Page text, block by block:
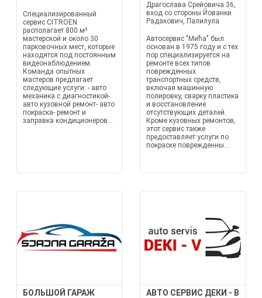
Специализированный
сервис CITROEN
располагает 800 м²
мастерской и около 30
парковочных мест, которые
находятся под постоянным
видеонаблюдением.
Команда опытных
мастеров предлагает
следующие услуги: - авто
механика с диагностикой-
авто кузовной ремонт- авто
покраска- ремонт и
заправка кондиционеров...
Драгослава Срейовича 36,
вход со стороны Йованки
Радакович, Палилула
Автосервис "Мића" был
основан в 1975 году и с тех
пор специализируется на
ремонте всех типов
поврежденных
транспортных средств,
включая машинную
полировку, сварку пластика
и восстановление
отсутствующих деталей.
Кроме кузовных ремонтов,
этот сервис также
предоставляет услуги по
покраске поврежденны...
БОЛЬШОЙ ГАРАЖ АВТО СЕРВИС ДЕКИ - В